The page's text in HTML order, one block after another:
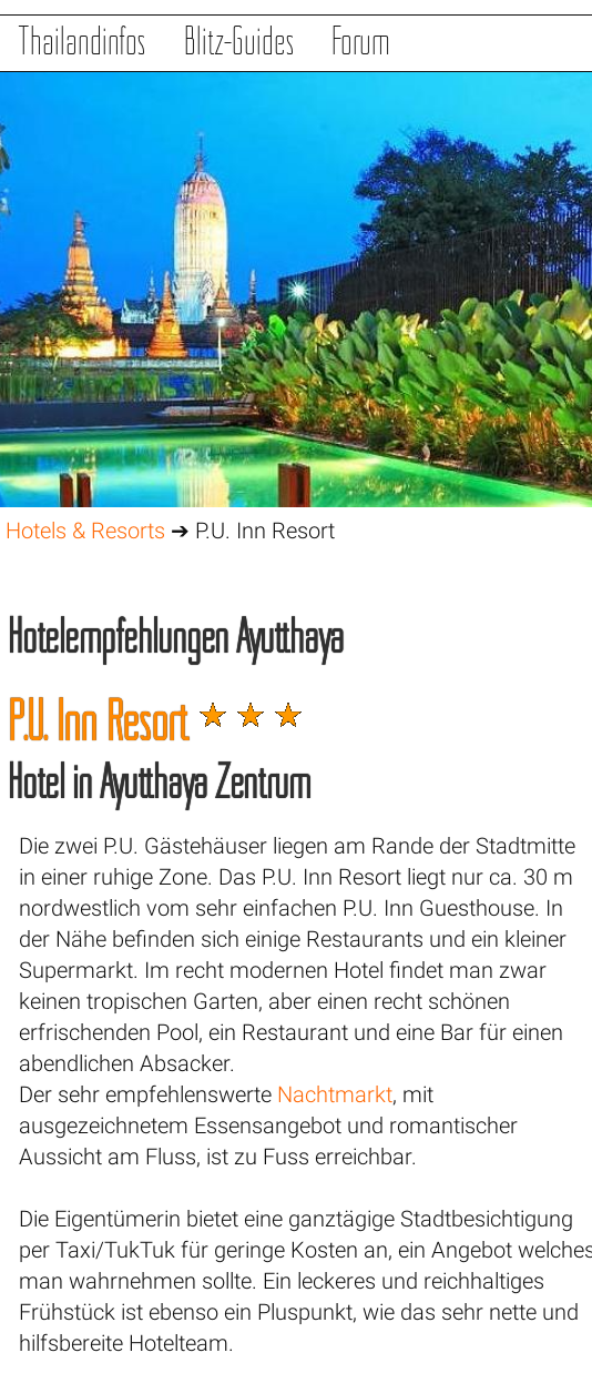
Thailandinfos Blitz-Guides Forum
Hotels & Resorts ➔ P.U. Inn Resort
Hotelempfehlungen Ayutthaya
P.U. Inn Resort
Hotel in Ayutthaya Zentrum
Die zwei P.U. Gästehäuser liegen am Rande der Stadtmitte
in einer ruhige Zone. Das P.U. Inn Resort liegt nur ca. 30 m
nordwestlich vom sehr einfachen P.U. Inn Guesthouse. In
der Nähe befinden sich einige Restaurants und ein kleiner
Supermarkt. Im recht modernen Hotel findet man zwar
keinen tropischen Garten, aber einen recht schönen
erfrischenden Pool, ein Restaurant und eine Bar für einen
abendlichen Absacker.
Der sehr empfehlenswerte Nachtmarkt, mit
ausgezeichnetem Essensangebot und romantischer
Aussicht am Fluss, ist zu Fuss erreichbar.
Die Eigentümerin bietet eine ganztägige Stadtbesichtigung
per Taxi/TukTuk für geringe Kosten an, ein Angebot
man wahrnehmen sollte. Ein leckeres und reichhaltiges
Frühstück ist ebenso ein Pluspunkt, wie das sehr nette und
hilfsbereite Hotelteam.